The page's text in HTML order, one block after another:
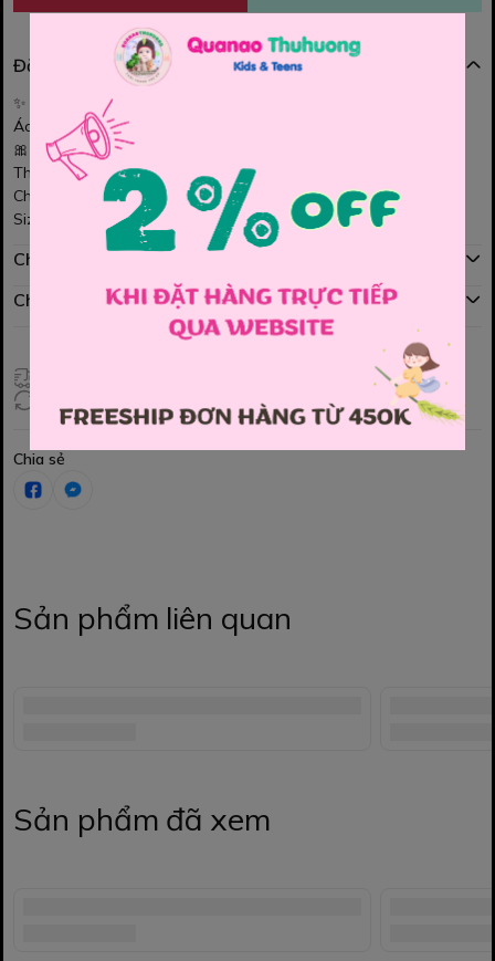
Đặc điểm nổi bật
✨
Áo khoác hồng nhiều nơ
Áo khoác màu hồng ngọt ngào, điểm nhiều nơ xinh xắn cực yêu
🎀
Thiết kế đáng yêu, dễ phối váy hay quần cho bé
Chất vải mềm mại, giữ ấm vừa phải, bé mặc thoải mái không bí
Size : 120 , 130 , 140 , 150 , 160
Chính sách mua hàng
Chính sách đổi hàng
Đổi hàng 3 ngày (HCM), 7 ngày (Tỉnh)
Chia sẻ
Sản phẩm liên quan
Sản phẩm đã xem